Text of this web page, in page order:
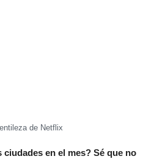
de Netflix
en el mes? Sé que no